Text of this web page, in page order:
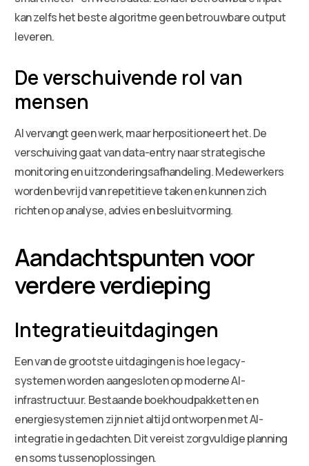
kan zelfs het beste algoritme geen betrouwbare output
leveren.
De verschuivende rol van
mensen
AI vervangt geen werk, maar herpositioneert het. De
verschuiving gaat van data-entry naar strategische
monitoring en uitzonderingsafhandeling. Medewerkers
worden bevrijd van repetitieve taken en kunnen zich
richten op analyse, advies en besluitvorming.
Aandachtspunten voor
verdere verdieping
Integratieuitdagingen
Een van de grootste uitdagingen is hoe legacy-
systemen worden aangesloten op moderne AI-
infrastructuur. Bestaande boekhoudpakketten en
energiesystemen zijn niet altijd ontworpen met AI-
integratie in gedachten. Dit vereist zorgvuldige planning
en soms tussenoplossingen.